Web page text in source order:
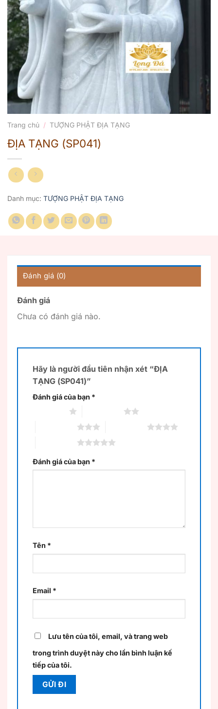
Trang chủ / TƯỢNG PHẬT ĐỊA TẠNG
ĐỊA TẠNG (SP041)
Danh mục: TƯỢNG PHẬT ĐỊA TẠNG
Đánh giá (0)
Đánh giá
Chưa có đánh giá nào.
Hãy là người đầu tiên nhận xét “ĐỊA
TẠNG (SP041)”
Đánh giá của bạn *
Đánh giá của bạn *
Tên *
Email *
Lưu tên của tôi, email, và trang web
trong trình duyệt này cho lần bình luận kế
tiếp của tôi.